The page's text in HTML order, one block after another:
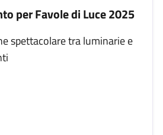
per Favole di Luce 2025
spettacolare tra luminarie e